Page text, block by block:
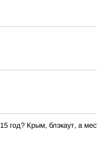
год? Крым, блэкаут, а